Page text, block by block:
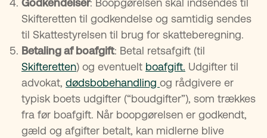
Skifteretten til godkendelse og samtidig sendes
til Skattestyrelsen til brug for skatteberegning.
Betaling af boafgift: Betal retsafgift (til
Skifteretten) og eventuelt boafgift. Udgifter til
advokat, dødsbobehandling og rådgivere er
typisk boets udgifter (“boudgifter”), som trækkes
fra før boafgift. Når boopgørelsen er godkendt,
gæld og afgifter betalt, kan midlerne blive